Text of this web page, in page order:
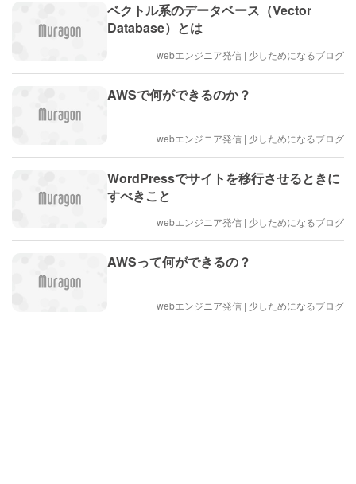
ベクトル系のデータベース（Vector
Database）とは
webエンジニア発信 | 少しためになるブログ
AWSで何ができるのか？
webエンジニア発信 | 少しためになるブログ
WordPressでサイトを移行させるときに
すべきこと
webエンジニア発信 | 少しためになるブログ
AWSって何ができるの？
webエンジニア発信 | 少しためになるブログ